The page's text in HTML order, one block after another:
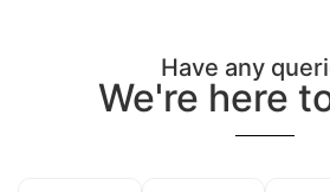
Have any
We're here